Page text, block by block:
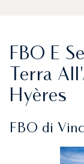
FBO E
Terra
Hyères
FBO di